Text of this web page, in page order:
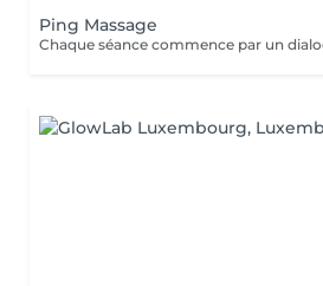
Ping Massage